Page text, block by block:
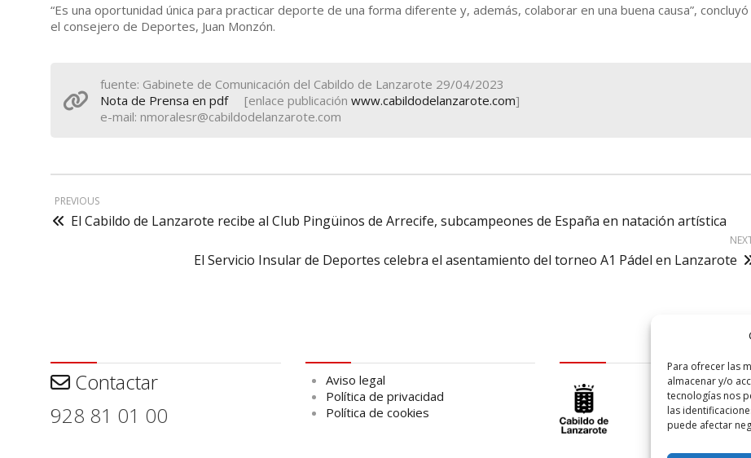
Para ofrecer las
almacenar y/o
tecnologías nos
las
puede afectar
“Es una oportunidad única para practicar deporte de una forma diferente y, además, colaborar en una buena causa”, concluyó
el consejero de Deportes, Juan Monzón.
fuente: Gabinete de Comunicación del Cabildo de Lanzarote 29/04/2023
Nota de Prensa en pdf
[enlace publicación www.cabildodelanzarote.com]
e-mail: nmoralesr@cabildodelanzarote.com
PREVIOUS
El Cabildo de Lanzarote recibe al Club Pingüinos de Arrecife, subcampeones de España en natación artística
El Servicio Insular de Deportes celebra el asentamiento del torneo A1 Pádel en Lanzarote
Contactar
928 81 01 00
Aviso legal
Política de privacidad
Política de cookies